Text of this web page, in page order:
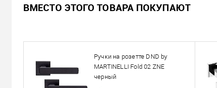
Кол-во:
В корзину
ВМЕСТО ЭТОГО ТОВАРА ПОКУПАЮТ
Ручки на розетте DND by
MARTINELLI Fold 02 ZNE
черный